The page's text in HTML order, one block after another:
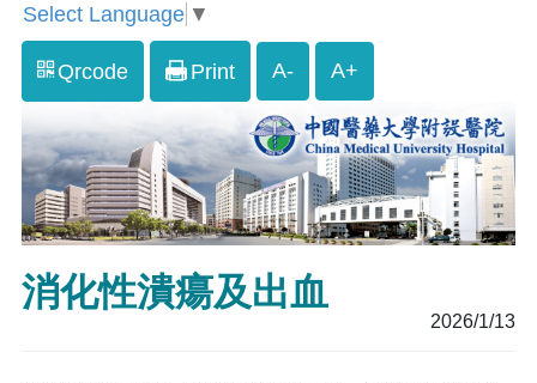
Select Language ▼
Qrcode Print A- A+
消化性潰瘍及出血
2026/1/13